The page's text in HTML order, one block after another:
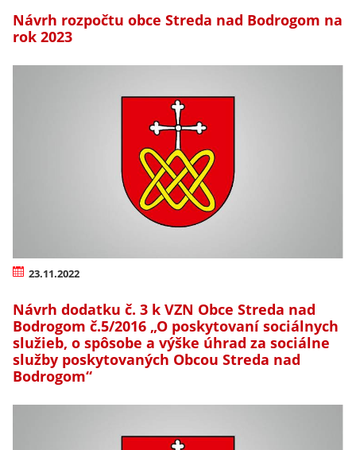
Návrh rozpočtu obce Streda nad Bodrogom na
rok 2023
23.11.2022
Návrh dodatku č. 3 k VZN Obce Streda nad
Bodrogom č.5/2016 „O poskytovaní sociálnych
služieb, o spôsobe a výške úhrad za sociálne
služby poskytovaných Obcou Streda nad
Bodrogom“